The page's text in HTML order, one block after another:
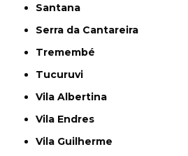
Santana
Serra da Cantareira
Tremembé
Tucuruvi
Vila Albertina
Vila Endres
Vila Guilherme